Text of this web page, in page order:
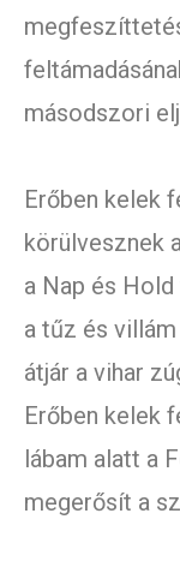
másodszori
Erőben kelek
körülvesznek
a Nap és Hold
a tűz és
átjár a vihar
Erőben kelek
lábam alatt a
megerősít a